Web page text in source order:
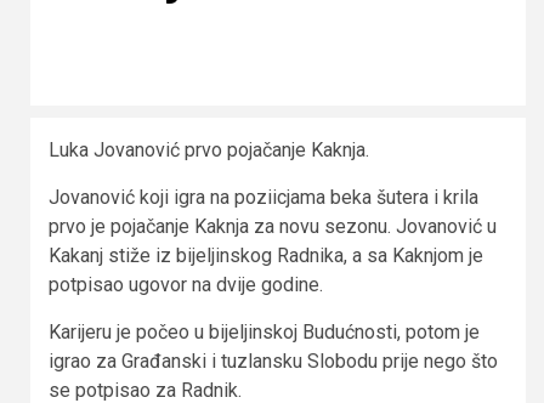
Luka Jovanović prvo pojačanje Kaknja.
Jovanović koji igra na poziicjama beka šutera i krila
prvo je pojačanje Kaknja za novu sezonu. Jovanović u
Kakanj stiže iz bijeljinskog Radnika, a sa Kaknjom je
potpisao ugovor na dvije godine.
Karijeru je počeo u bijeljinskoj Budućnosti, potom je
igrao za Građanski i tuzlansku Slobodu prije nego što
se potpisao za Radnik.